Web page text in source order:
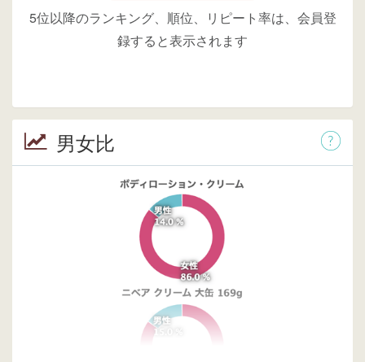
5位以降のランキング、順位、リピート率は、会員登
録すると表示されます
男女比